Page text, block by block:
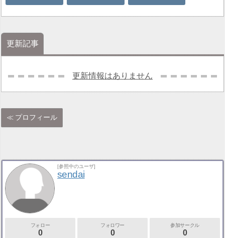
更新記事
更新情報はありません
プロフィール
[参照中のユーザ]
sendai
フォロー
0
フォロワー
0
参加サークル
0